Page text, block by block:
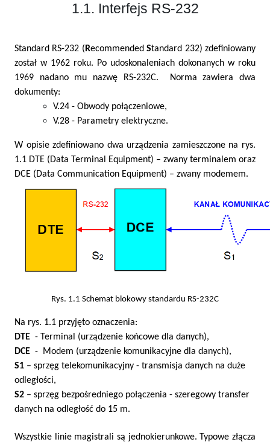
1.1. Interfejs RS-232
Standard RS-232 ( RecommendedStandard 232) zdefiniowany
został w 1962 roku. Po udoskonaleniach dokonanych w roku
1969 nadano mu nazwę RS-232C. Norma zawiera dwa
dokumenty:
V.24 - Obwody połączeniowe,
V.28 - Parametry elektryczne.
W opisie zdefiniowano dwa urządzenia zamieszczone na rys.
1.1 DTE (Data Terminal Equipment) – zwany terminalem oraz
DCE (Data Communication Equipment) – zwany modemem.
Rys. 1.1 Schemat blokowy standardu RS-232C
Na rys. 1.1 przyjęto oznaczenia:
DTE - Terminal (urządzenie końcowe dla danych),
DCE - Modem (urządzenie komunikacyjne dla danych),
S1 – sprzęg telekomunikacyjny - transmisja danych na duże
odległości,
S2 – sprzęg bezpośredniego połączenia - szeregowy transfer
danych na odległość do 15 m.
Wszystkie linie magistrali są jednokierunkowe. Typowe złącza